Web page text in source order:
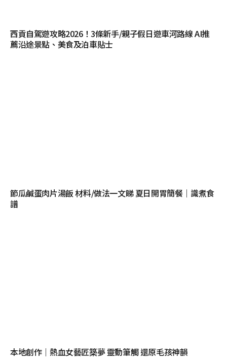
西貢自駕遊攻略2026！3條新手/親子假日遊車河路線 AI推
薦沿途景點、美食及泊車貼士
節瓜鹹蛋肉片湯飯 材料/做法一文睇 夏日開胃簡餐｜識煮食
譜
本地創作｜熱血女藝匠築夢 靈動筆觸 還原毛孩神韻